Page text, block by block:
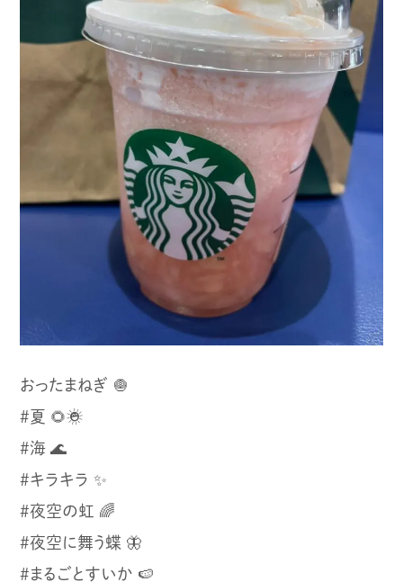
おったまねぎ 🧅
#夏 🌻☀️
#海 🌊
#キラキラ ✨
#夜空の虹 🌈
#夜空に舞う蝶 🦋
#まるごとすいか 🍉